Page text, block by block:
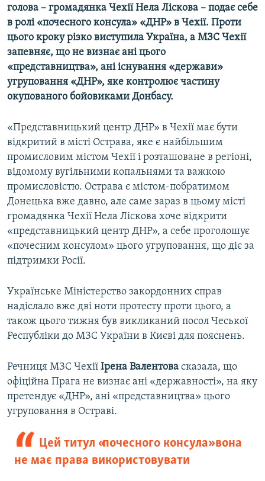
КТАТ
ДОЛУЧАЙСЯ!
Усі сайти RFE/RL
голова – громадянка Чехії Нела Ліскова – подає себе
в ролі «почесного консула» «ДНР» в Чехії. Проти
цього кроку різко виступила Україна, а МЗС Чехії
запевняє, що не визнає ані цього
«представництва», ані існування «держави»
угруповання «ДНР», яке контролює частину
окупованого бойовиками Донбасу.
«Представницький центр ДНР» в Чехії має бути
відкритий в місті Острава, яке є найбільшим
промисловим містом Чехії і розташоване в регіоні,
відомому вугільними копальнями та важкою
промисловістю. Острава є містом-побратимом
Донецька вже давно, але саме зараз в цьому місті
громадянка Чехії Нела Ліскова хоче відкрити
«представницький центр ДНР», а себе проголошує
«почесним консулом» цього угруповання, що діє за
підтримки Росії.
Українське Міністерство закордонних справ
надіслало вже дві ноти протесту проти цього, а
також цього тижня був викликаний посол Чеської
Республіки до МЗС України в Києві для пояснень.
Речниця МЗС Чехії Ірена Валентова сказала, що
офіційна Прага не визнає ані «державності», на яку
претендує «ДНР», ані «представництва» цього
угруповання в Остраві.
Цей титул «почесного консула» вона
не має права використовувати